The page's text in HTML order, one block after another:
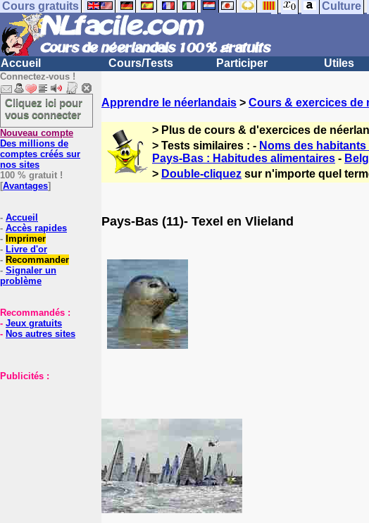
Cours gratuits Culture
Accueil Cours/Tests Participer Utiles
Connectez-vous !
Cliquez ici pour
vous connecter
Nouveau compte
Des millions de
comptes créés sur
nos sites
100 % gratuit !
[Avantages]
- Accueil
- Accès rapides
- Imprimer
- Livre d'or
- Recommander
- Signaler un
problème
Recommandés :
- Jeux gratuits
- Nos autres sites
Publicités :
Apprendre le néerlandais > Cours & exercices de
> Plus de cours & d'exercices de
> Tests similaires : - Noms des
Pays-Bas : Habitudes alimentaires -
> Double-cliquez sur n'importe quel
Pays-Bas (11)- Texel en Vlieland